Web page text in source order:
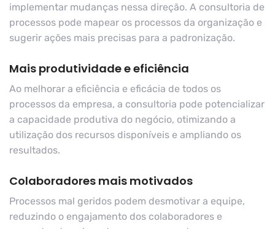
implementar mudanças nessa direção. A consultoria de
processos pode mapear os processos da organização e
sugerir ações mais precisas para a padronização.
Mais produtividade e eficiência
Ao melhorar a eficiência e eficácia de todos os
processos da empresa, a consultoria pode potencializar
a capacidade produtiva do negócio, otimizando a
utilização dos recursos disponíveis e ampliando os
resultados.
Colaboradores mais motivados
Processos mal geridos podem desmotivar a equipe,
reduzindo o engajamento dos colaboradores e